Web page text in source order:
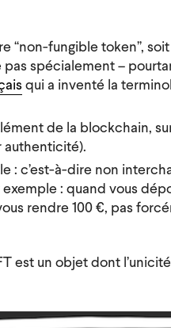
“non-fungible token”,
spécialement –
qui a inventé la
de la blockchain,
authenticité).
: c’est-à-dire non
: quand vous
rendre 100 €, pas
est un objet dont